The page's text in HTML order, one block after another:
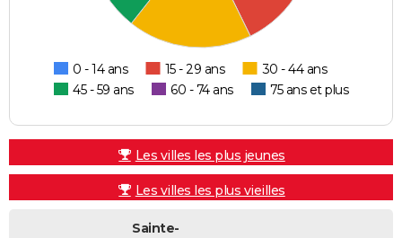
0 - 14 ans 15 - 29 ans
30 - 44 ans
45 - 59 ans
60 - 74 ans 75 ans et plus
Les villes les plus jeunes
Les villes les plus vieilles
Sainte-